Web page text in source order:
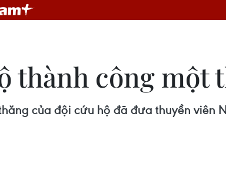
thành công một
của đội cứu hộ đã đưa thuyền viên